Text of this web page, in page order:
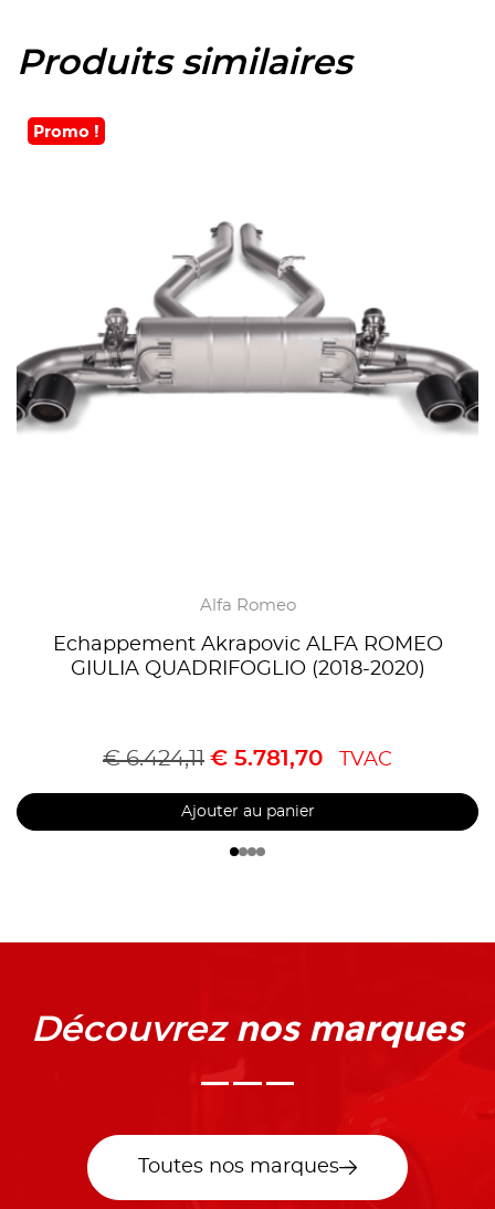
Produits similaires
Promo !
Alfa Romeo
Echappement Akrapovic ALFA ROMEO
GIULIA QUADRIFOGLIO (2018-2020)
€6.424,11 € 5.781,70 TVAC
Ajouter au panier
Découvrez nos marques
Toutes nos marques